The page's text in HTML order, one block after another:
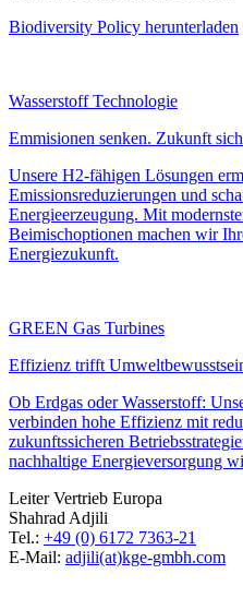
Biodiversity Policy herunterladen
Wasserstoff Technologie
Emmisionen senken. Zukunft
Unsere H2-fähigen Lösungen
Emissionsreduzierungen und
Energieerzeugung. Mit
Beimischoptionen machen wir
Energiezukunft.
GREEN Gas Turbines
Effizienz trifft
Ob Erdgas oder Wasserstoff:
verbinden hohe Effizienz mit
zukunftssicheren
nachhaltige Energieversorgung
Leiter Vertrieb Europa
Shahrad Adjili
Tel.: +49 (0) 6172 7363-21
E-Mail: adjili(at)kge-gmbh.com